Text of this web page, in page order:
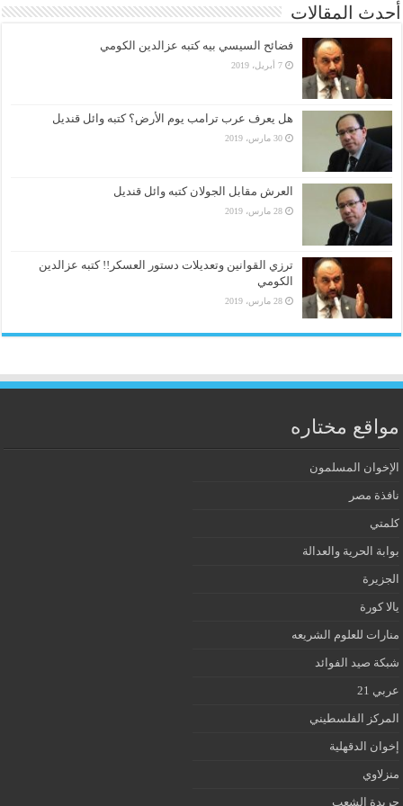
أحدث المقالات
فضائح السيسي بيه كتبه عزالدين الكومي
7 أبريل، 2019
هل يعرف عرب ترامب يوم الأرض؟ كتبه وائل قنديل
30 مارس، 2019
العرش مقابل الجولان كتبه وائل قنديل
28 مارس، 2019
ترزي القوانين وتعديلات دستور العسكر!! كتبه عزالدين
الكومي
28 مارس، 2019
مواقع مختاره
الإخوان المسلمون
نافذة مصر
كلمتي
بوابة الحرية والعدالة
الجزيرة
يالا كورة
منارات للعلوم الشريعه
شبكة صيد الفوائد
عربي 21
المركز الفلسطيني
إخوان الدقهلية
منزلاوي
جريدة الشعب